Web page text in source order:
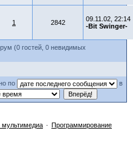
1 2842
09.11.02, 22:14
-Bit Swinger-
(0 гостей, 0 невидимых
по
в
мультимедиа
Программирование